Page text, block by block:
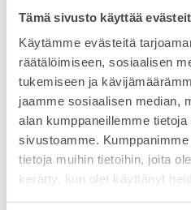
Tämä sivusto käyttää
Käytämme evästeitä
räätälöimiseen, sosiaalisen
tukemiseen ja
jaamme sosiaalisen median,
alan kumppaneillemme
sivustoamme.
tietoja muihin tietoihin, joita
kerätty, kun olet käyttänyt
Maailmanpankin
professoritAmy Edmondson
Erin Meyer(INSEAD) jaZoe
Management), yrittäjäPetter
Hotels), innovaattori
Duncan
organisaatioantropologi
yrittäjäMiki Kuusi(DoorDash
Škodalla on Helsingin
jossa ovat esillä
RS iV ja ladattava hybridi
liikenteessä on
mukaisesti teipattuja autoja,